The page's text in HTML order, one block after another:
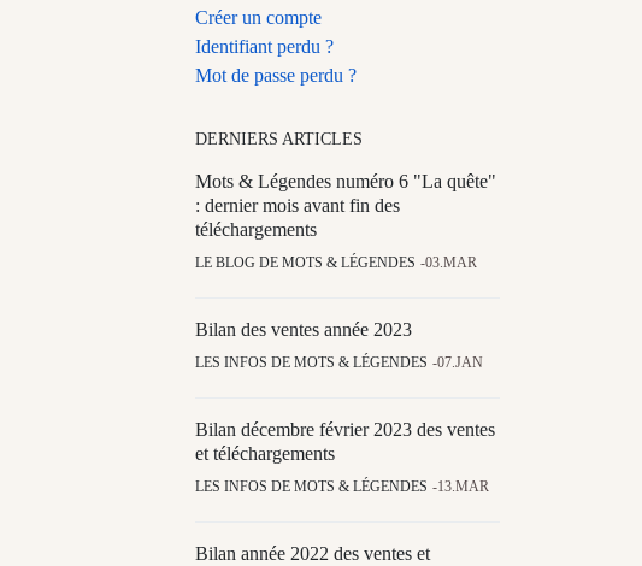
Créer un compte
Identifiant perdu ?
Mot de passe perdu ?
DERNIERS ARTICLES
Mots & Légendes numéro 6 "La quête"
: dernier mois avant fin des
téléchargements
LE BLOG DE MOTS & LÉGENDES 03.MAR
Bilan des ventes année 2023
LES INFOS DE MOTS & LÉGENDES 07.JAN
Bilan décembre février 2023 des ventes
et téléchargements
LES INFOS DE MOTS & LÉGENDES 13.MAR
Bilan année 2022 des ventes et